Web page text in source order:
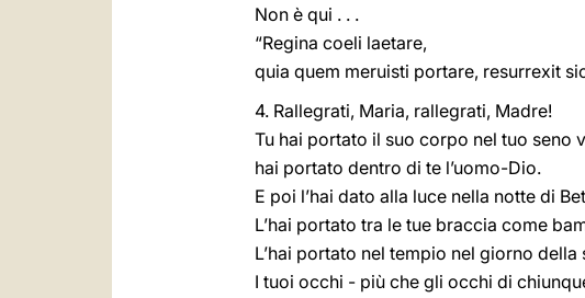
Non è qui . . .
“Regina coeli laetare,
quia quem meruisti portare, resurrexit
4. Rallegrati, Maria, rallegrati, Madre!
Tu hai portato il suo corpo nel tuo seno
hai portato dentro di te l’uomo-Dio.
E poi l’hai dato alla luce nella notte di
L’hai portato tra le tue braccia come
L’hai portato nel tempio nel giorno della
I tuoi occhi - più che gli occhi di